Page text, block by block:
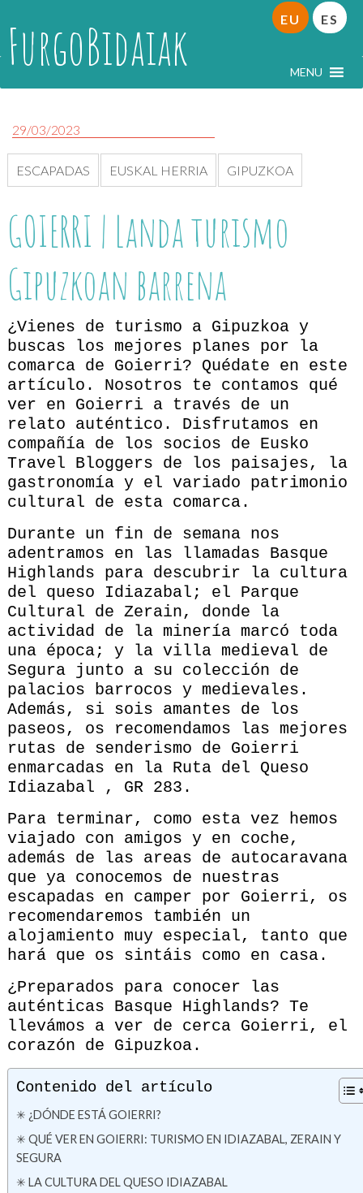
FurgoBidaiak MENU
EU ES
29/03/2023
ESCAPADAS EUSKAL HERRIA GIPUZKOA
GOIERRI | Landa turismo
Gipuzkoan barrena
¿Vienes de turismo a Gipuzkoa y
buscas los mejores planes por la
comarca de Goierri? Quédate en este
artículo. Nosotros te contamos qué
ver en Goierri a través de un
relato auténtico. Disfrutamos en
compañía de los socios de Eusko
Travel Bloggers de los paisajes, la
gastronomía y el variado patrimonio
cultural de esta comarca.
Durante un fin de semana nos
adentramos en las llamadas Basque
Highlands para descubrir la cultura
del queso Idiazabal; el Parque
Cultural de Zerain, donde la
actividad de la minería marcó toda
una época; y la villa medieval de
Segura junto a su colección de
palacios barrocos y medievales.
Además, si sois amantes de los
paseos, os recomendamos las mejores
rutas de senderismo de Goierri
enmarcadas en la Ruta del Queso
Idiazabal , GR 283.
Para terminar, como esta vez hemos
viajado con amigos y en coche,
además de las areas de autocaravana
que ya conocemos de nuestras
escapadas en camper por Goierri, os
recomendaremos también un
alojamiento muy especial, tanto que
hará que os sintáis como en casa.
¿Preparados para conocer las
auténticas Basque Highlands? Te
llevámos a ver de cerca Goierri, el
corazón de Gipuzkoa.
Contenido del artículo
✳ ¿DÓNDE ESTÁ GOIERRI?
✳ QUÉ VER EN GOIERRI: TURISMO EN IDIAZABAL, ZERAIN Y
SEGURA
✳ LA CULTURA DEL QUESO IDIAZABAL